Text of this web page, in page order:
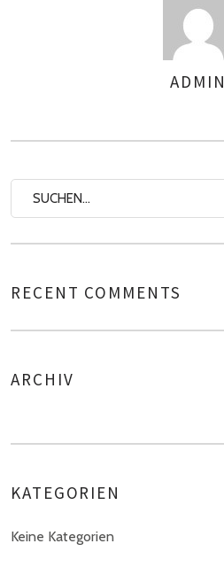
ADMIN
RECENT COMMENTS
ARCHIV
KATEGORIEN
Keine Kategorien